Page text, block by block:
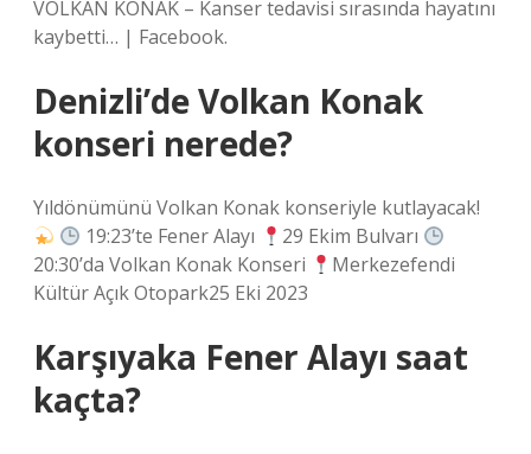
VOLKAN KONAK – Kanser tedavisi sırasında hayatını
kaybetti… | Facebook.
Denizli’de Volkan Konak
konseri nerede?
Yıldönümünü Volkan Konak konseriyle kutlayacak!
19:23’te Fener Alayı
29 Ekim Bulvarı
20:30’da Volkan Konak Konseri
Merkezefendi
Kültür Açık Otopark25 Eki 2023
Karşıyaka Fener Alayı saat
kaçta?